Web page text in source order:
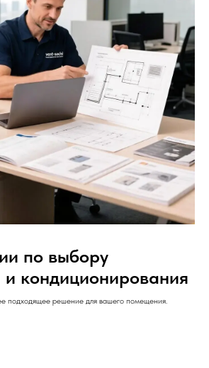
по выбору
и кондиционирования
подходящее решение для вашего помещения.